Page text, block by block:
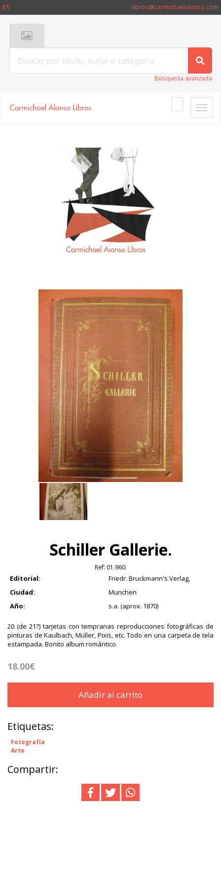
ES libros@carmichaelalonso.com
Búsqueda avanzada
Toggle
Schiller Gallerie.
Ref: 01.960.
Editorial:
Friedr. Bruckmann's Verlag,
Ciudad:
Munchen
Año:
s.a. (aprox. 1870)
20 (de 21?) tarjetas con tempranas reproducciones fotográficas de
pinturas de Kaulbach, Müller, Pixis, etc. Todo en una carpeta de tela
estampada. Bonito album romántico.
18.00€
Añadir al carrito
Etiquetas:
Fotografía
Arte
Compartir: